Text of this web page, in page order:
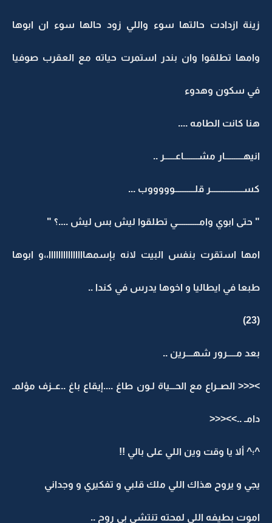
زينة ازدادت حالتها سوء واللي زود حالها سوء ان ابوها
وامها تطلقوا وان بندر استمرت حياته مع العقرب صوفيا
في سكون وهدوء
هنا كانت الطامه ....
انيهــــــــــار مشــــــــاعــــــر ..
كســــــــــــــــــر قلـــــــــــوووووب ...
" حتى ابوي وامــــــــــــي تطلقوا ليش بس ليش ....؟ "
امها استقرت بنفس البيت لانه بإسمهااااااااااااااا،،و ابوها
طبعا في ايطاليا و اخوها يدرس في كندا ..
(23)
بعد مـــــرور شهــــرين ..
><<< الصــراع مع الحـــياة لـون طاغ ....إيقاع باغ ..عــزف مؤلمـ
دامـ ..>><<<
^؛^ ألا يا وقت وين اللي على بالي !!
يجي و يروح هذاك اللي ملك قلبي و تفكيري و وجداني
اموت بطيفه اللي لمحته تنتشي بي روح ..